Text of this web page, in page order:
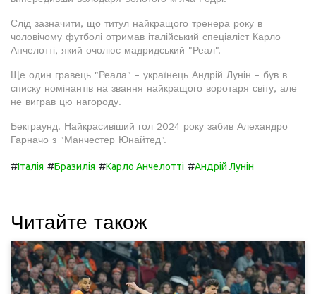
Слід зазначити, що титул найкращого тренера року в
чоловічому футболі отримав італійський спеціаліст Карло
Анчелотті, який очолює мадридський "Реал".
Ще один гравець "Реала" - українець Андрій Лунін - був в
списку номінантів на звання найкращого воротаря світу, але
не виграв цю нагороду.
Бекграунд. Найкрасивіший гол 2024 року забив Алехандро
Гарначо з "Манчестер Юнайтед".
#Італія #Бразилія #Карло Анчелотті #Андрій Лунін
Читайте також